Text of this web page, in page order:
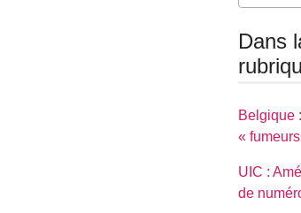
Dans
Belgique
«
UIC :
de